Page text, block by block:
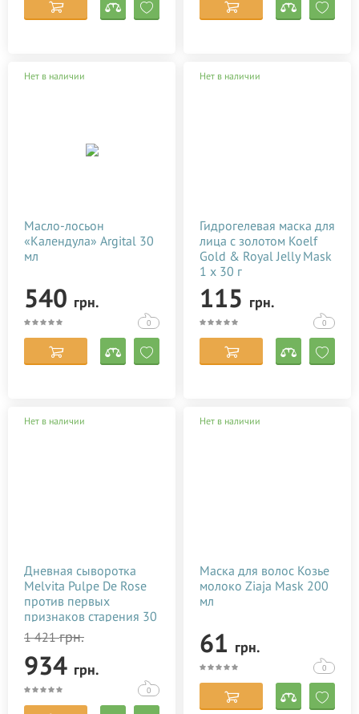
Нет в наличии
Масло-лосьон
«Календула» Argital 30
мл
540 грн.
0
Нет в наличии
Гидрогелевая маска для
лица с золотом Koelf
Gold & Royal Jelly Mask
1 х 30 г
115 грн.
0
Нет в наличии
Дневная сыворотка
Melvita Pulpe De Rose
против первых
признаков старения 30
мл
1 421грн.
934 грн.
0
Нет в наличии
Маска для волос Козье
молоко Ziaja Mask 200
мл
61 грн.
0